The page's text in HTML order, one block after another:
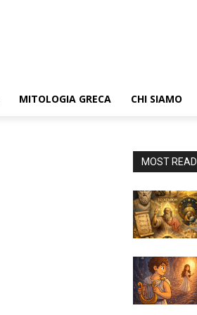
MITOLOGIA GRECA CHI SIAMO
MOST READ